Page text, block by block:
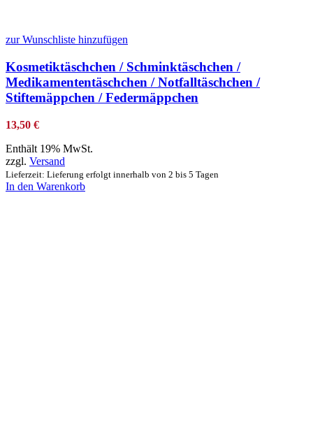
zur Wunschliste hinzufügen
Kosmetiktäschchen / Schminktäschchen /
Medikamententäschchen / Notfalltäschchen /
Stiftemäppchen / Federmäppchen
13,50 €
Enthält 19% MwSt.
zzgl. Versand
Lieferzeit: Lieferung erfolgt innerhalb von 2 bis 5 Tagen
In den Warenkorb